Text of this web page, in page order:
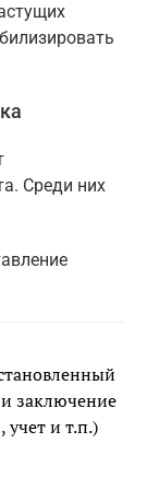
Среди них
заключение
учет и т.п.)